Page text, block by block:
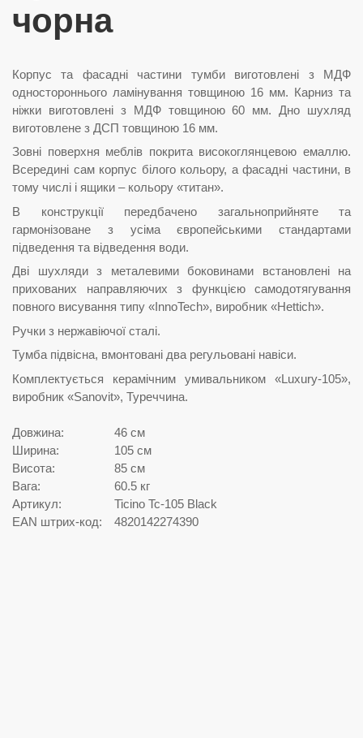
чорна
Корпус та фасадні частини тумби виготовлені з МДФ
одностороннього ламінування товщиною 16 мм. Карниз та
ніжки виготовлені з МДФ товщиною 60 мм. Дно шухляд
виготовлене з ДСП товщиною 16 мм.
Зовні поверхня меблів покрита високоглянцевою емаллю.
Всередині сам корпус білого кольору, а фасадні частини, в
тому числі і ящики – кольору «титан».
В конструкції передбачено загальноприйняте та
гармонізоване з усіма європейськими стандартами
підведення та відведення води.
Дві шухляди з металевими боковинами встановлені на
прихованих направляючих з функцією самодотягування
повного висування типу «InnoTech», виробник «Hettich».
Ручки з нержавіючої сталі.
Тумба підвісна, вмонтовані два регульовані навіси.
Комплектується керамічним умивальником «Luxury-105»,
виробник «Sanovit», Туреччина.
Довжина:
46 см
Ширина:
105 см
Висота:
85 см
Вага:
60.5 кг
Артикул:
Ticino Tc-105 Black
EAN штрих-код:
4820142274390